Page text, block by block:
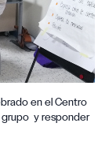
en el Centro
grupo y responder